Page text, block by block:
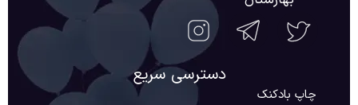
دسترسی سریع
چاپ بادکنک